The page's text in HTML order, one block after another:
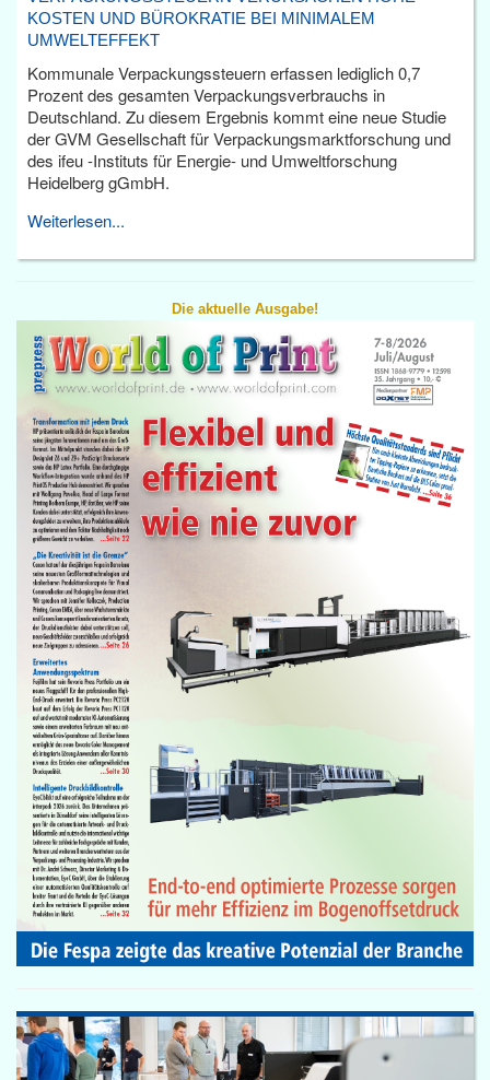
KOSTEN UND BÜROKRATIE BEI MINIMALEM
UMWELTEFFEKT
Kommunale Verpackungssteuern erfassen lediglich 0,7
Prozent des gesamten Verpackungsverbrauchs in
Deutschland. Zu diesem Ergebnis kommt eine neue Studie
der GVM Gesellschaft für Verpackungsmarktforschung und
des ifeu -Instituts für Energie- und Umweltforschung
Heidelberg gGmbH.
Weiterlesen...
Die aktuelle Ausgabe!